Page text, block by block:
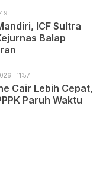
ICF Sultra
Balap
| 11:57
Cair Lebih Cepat,
Paruh Waktu